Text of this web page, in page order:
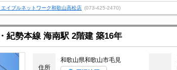
イブルネットワーク和歌山高松店 (073-425-2470)
紀勢本線 海南駅 2階建 築16年
住所
和歌山県和歌山市毛見